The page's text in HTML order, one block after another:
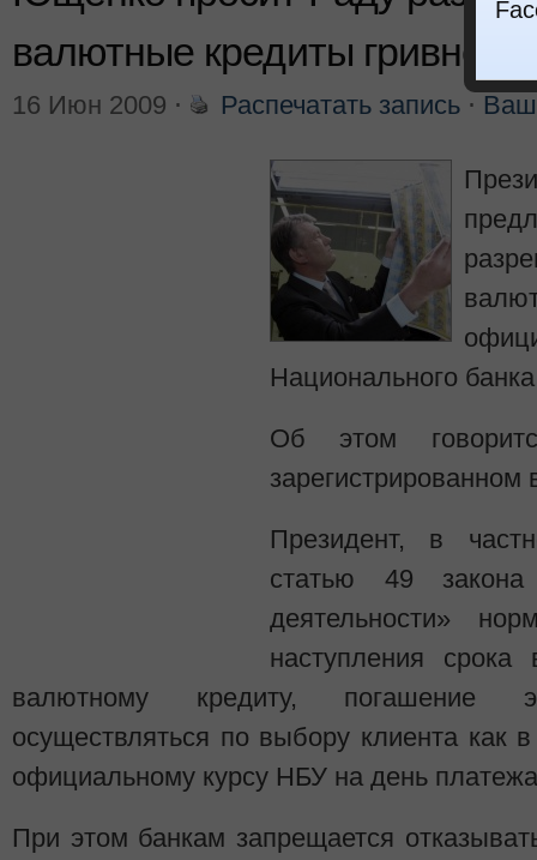
валютные кредиты гривней
16 Июн 2009 ⋅ Распечатать запись ⋅
Национального
Об этом
Президент, в
статью 49
деятельности»
наступления срока
валютному кредиту, погашение
осуществляться по выбору клиента как
официальному курсу НБУ на день
При этом банкам запрещается